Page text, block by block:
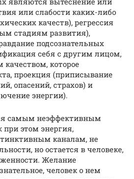
или слабости каких-либо
качеств), регрессия
стадиям развития),
подсознательных
себя с другим лицом,
качеством, которое
проекция (приписывание
опасений, страхов) и
энергии).
самым неэффективным
этом энергия,
каналам, не
но остается в человеке,
Желание
человек о нем